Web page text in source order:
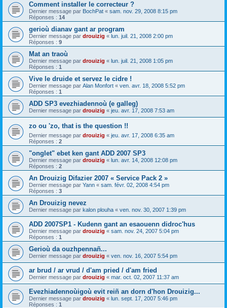
Comment installer le correcteur ?
Dernier message par BochPat « sam. nov. 29, 2008 8:15 pm
Réponses : 14
gerioù dianav gant ar program
Dernier message par drouizig « lun. juil. 21, 2008 2:00 pm
Réponses : 9
Mat an traoù
Dernier message par drouizig « lun. juil. 21, 2008 1:05 pm
Réponses : 1
Vive le druide et servez le cidre !
Dernier message par Alan Monfort « ven. avr. 18, 2008 5:52 pm
Réponses : 1
ADD SP3 evezhiadennoù (e galleg)
Dernier message par drouizig « jeu. avr. 17, 2008 7:53 am
zo ou 'zo, that is the question !!
Dernier message par drouizig « jeu. avr. 17, 2008 6:35 am
Réponses : 2
"onglet" ebet ken gant ADD 2007 SP3
Dernier message par drouizig « lun. avr. 14, 2008 12:08 pm
Réponses : 2
An Drouizig Difazier 2007 « Service Pack 2 »
Dernier message par Yann « sam. févr. 02, 2008 4:54 pm
Réponses : 3
An Drouizig nevez
Dernier message par kalon plouha « ven. nov. 30, 2007 1:39 pm
ADD 2007SP1 - Kudenn gant an esaouenn didroc'hus
Dernier message par drouizig « sam. nov. 24, 2007 5:04 pm
Réponses : 1
Gerioù da ouzhpennañ...
Dernier message par drouizig « ven. nov. 16, 2007 5:54 pm
ar brud / ar vrud / d'am pried / d'am fried
Dernier message par drouizig « mar. oct. 02, 2007 11:37 am
Evezhiadennoùigoù evit reiñ an dorn d'hon Drouizig...
Dernier message par drouizig « lun. sept. 17, 2007 5:46 pm
Réponses : 1